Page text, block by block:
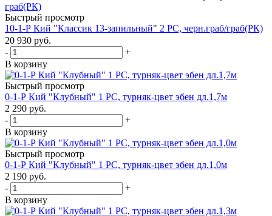
Быстрый просмотр
10-1-Р Кий "Классик 13-запильный" 2 РС, черн.граб/граб(РК)
20 930 руб.
-
+
В корзину
Быстрый просмотр
0-1-Р Кий "Клубный" 1 РС, турняк-цвет эбен дл.1,7м
2 290 руб.
-
+
В корзину
Быстрый просмотр
0-1-Р Кий "Клубный" 1 РС, турняк-цвет эбен дл.1,0м
2 190 руб.
-
+
В корзину